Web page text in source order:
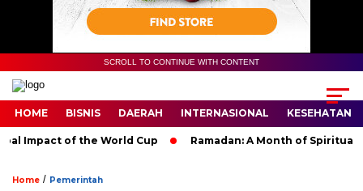
SCROLL TO CONTINUE WITH CONTENT
HOME BISNIS DAERAH INTERNASIONAL KESEHATAN
of the World Cup Ramadan: A Month of Spiritual
Home / Pemerintah